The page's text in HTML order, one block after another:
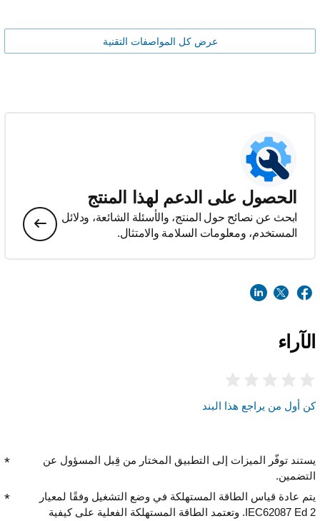
عرض كل المواصفات التقنية
الحصول على الدعم لهذا المنتج
ابحث عن نصائح حول المنتج، والأسئلة الشائعة، ودلائل
المستخدم، ومعلومات السلامة والامتثال.
الآراء
كن أول من يراجع هذا البند
يستند توفّر الميزات إلى التطبيق المختار من قِبل المسؤول عن
التضمين.
يتم عادة قياس الطاقة المستهلكة في وضع التشغيل وفقًا لمعيار
IEC62087 Ed 2. وتعتمد الطاقة المستهلكة الفعلية على كيفية